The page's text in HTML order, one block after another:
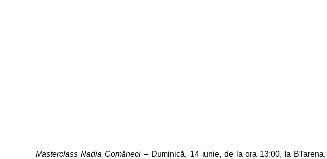
Masterclass Nadia Comăneci – Duminică, 14 iunie, de la ora 13:00, la